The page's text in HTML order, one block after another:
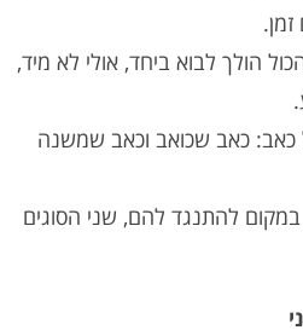
הולך לבוא ביחד, אולי לא מיד,
כאב: כאב שכואב וכאב שמשנה
להתנגד להם, שני הסוגים